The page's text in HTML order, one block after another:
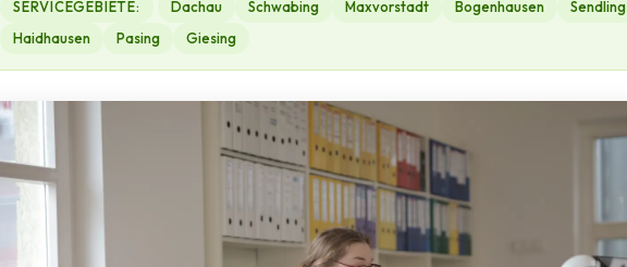
SERVICEGEBIETE: Dachau Schwabing Maxvorstadt Bogenhausen Sendling
Haidhausen
Pasing Giesing